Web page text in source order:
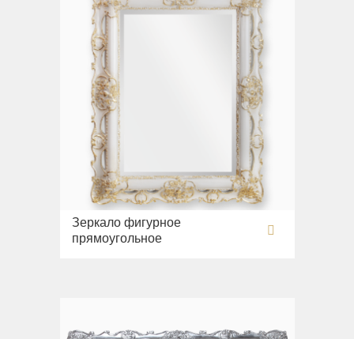
Зеркало фигурное
прямоугольное